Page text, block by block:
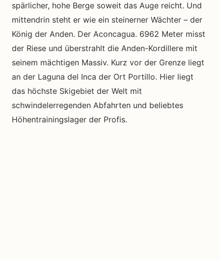
spärlicher, hohe Berge soweit das Auge reicht. Und
mittendrin steht er wie ein steinerner Wächter – der
König der Anden. Der Aconcagua. 6962 Meter misst
der Riese und überstrahlt die Anden-Kordillere mit
seinem mächtigen Massiv. Kurz vor der Grenze liegt
an der Laguna del Inca der Ort Portillo. Hier liegt
das höchste Skigebiet der Welt mit
schwindelerregenden Abfahrten und beliebtes
Höhentrainingslager der Profis.